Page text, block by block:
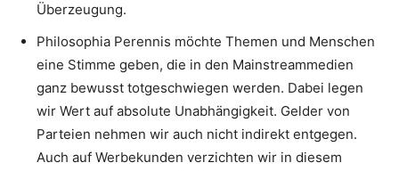
Überzeugung.
Philosophia Perennis möchte Themen und Menschen
eine Stimme geben, die in den Mainstreammedien
ganz bewusst totgeschwiegen werden. Dabei legen
wir Wert auf absolute Unabhängigkeit. Gelder von
Parteien nehmen wir auch nicht indirekt entgegen.
Auch auf Werbekunden verzichten wir in diesem